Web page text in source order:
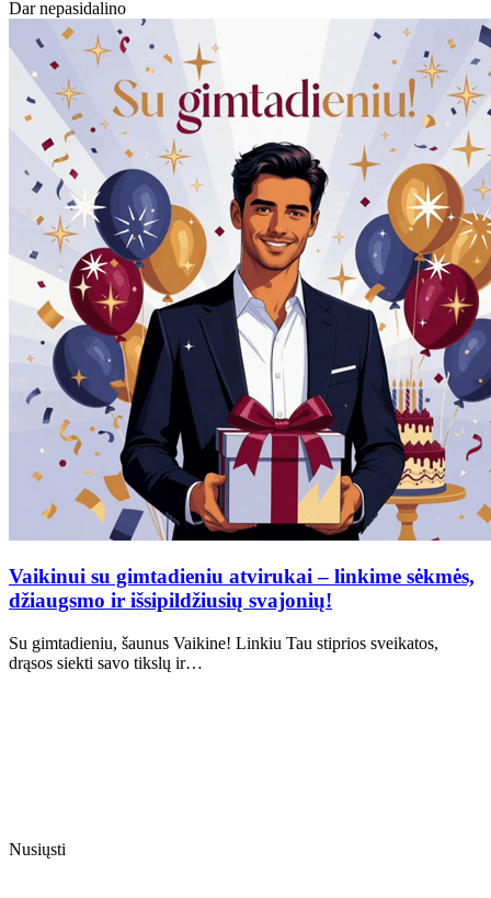
Dar nepasidalino
Vaikinui su gimtadieniu atvirukai – linkime sėkmės,
džiaugsmo ir išsipildžiusių svajonių!
Su gimtadieniu, šaunus Vaikine! Linkiu Tau stiprios sveikatos,
drąsos siekti savo tikslų ir…
Nusiųsti